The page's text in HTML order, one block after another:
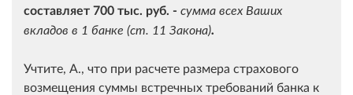
составляет 700 тыс. руб. - сумма всех Ваших
вкладов в 1 банке (ст. 11 Закона).
Учтите, А., что при расчете размера страхового
возмещения суммы встречных требований банка к